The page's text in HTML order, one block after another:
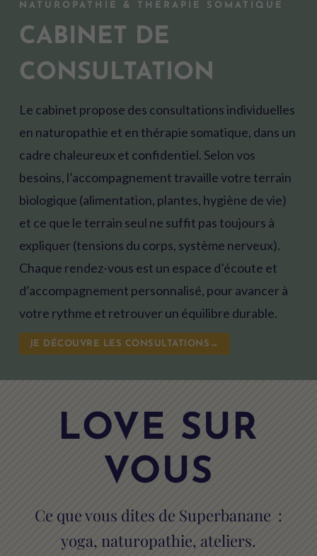
NATUROPATHIE & THÉRAPIE SOMATIQUE
CABINET DE
CONSULTATION
Le cabinet propose des consultations individuelles
en naturopathie et en thérapie somatique, dans un
cadre chaleureux et confidentiel. Selon vos
besoins, l’accompagnement travaille votre terrain
biologique (alimentation, plantes, hygiène de vie)
et ce que le terrain seul ne suffit pas toujours à
expliquer (tensions du corps, système nerveux).
Chaque rendez-vous est un espace d’écoute et
d’accompagnement personnalisé, pour avancer à
votre rythme et retrouver un équilibre durable.
JE DÉCOUVRE LES CONSULTATIONS→
LOVE SUR
VOUS
Ce que vous dites de Superbanane :
yoga, naturopathie, ateliers.